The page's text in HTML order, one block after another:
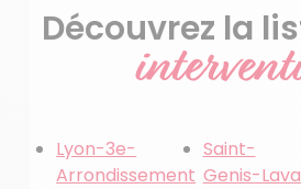
Découvrez la
Lyon-3e-
Arrondissement
Saint-
Genis-